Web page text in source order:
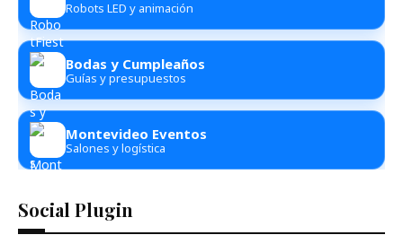
Robots LED y animación
Bodas y Cumpleaños
Guías y presupuestos
Montevideo Eventos
Salones y logística
Social Plugin